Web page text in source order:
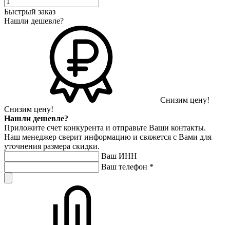
Быстрый заказ
Нашли дешевле?
Снизим цену!
Снизим цену!
Нашли дешевле?
Приложите счет конкурента и отправьте Ваши контакты.
Наш менеджер сверит информацию и свяжется с Вами для
уточнения размера скидки.
Ваш ИНН
Ваш телефон *